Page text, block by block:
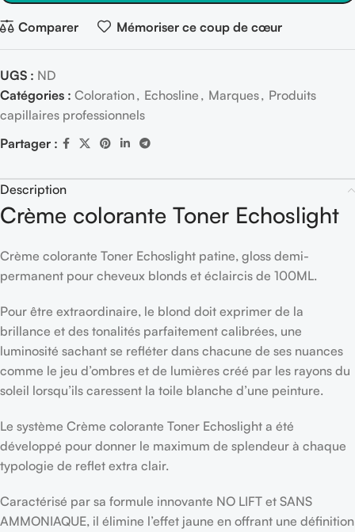
Comparer Mémoriser ce coup de cœur
UGS : ND
Catégories : Coloration, Echosline , Marques, Produits
capillaires professionnels
Partager :
Description
Crème colorante Toner Echoslight
Crème colorante Toner Echoslight patine, gloss demi-
permanent pour cheveux blonds et éclaircis de 100ML.
Pour être extraordinaire, le blond doit exprimer de la
brillance et des tonalités parfaitement calibrées, une
luminosité sachant se refléter dans chacune de ses nuances
comme le jeu d’ombres et de lumières créé par les rayons du
soleil lorsqu’ils caressent la toile blanche d’une peinture.
Le système Crème colorante Toner Echoslight a été
développé pour donner le maximum de splendeur à chaque
typologie de reflet extra clair.
Caractérisé par sa formule innovante NO LIFT et SANS
AMMONIAQUE, il élimine l’effet jaune en offrant une définition